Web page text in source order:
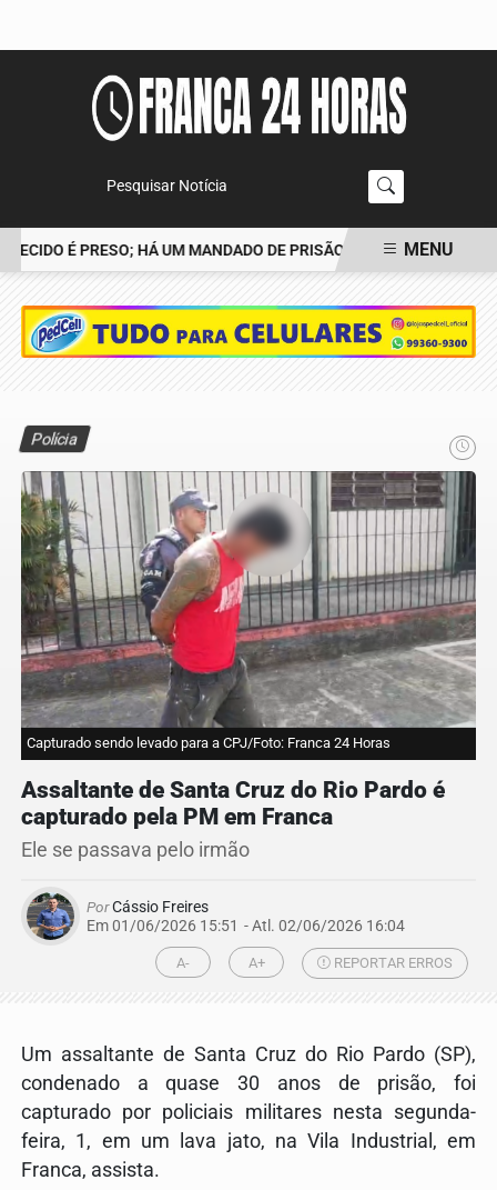
Pesquisar Notícia
É PRESO; HÁ UM MANDADO DE PRISÃO CONTRA TIAGO
MENU
Polícia
Capturado sendo levado para a CPJ/Foto: Franca 24 Horas
Assaltante de Santa Cruz do Rio Pardo é
capturado pela PM em Franca
Ele se passava pelo irmão
PorCássio Freires
Em 01/06/2026 15:51 - Atl. 02/06/2026 16:04
A- A+ REPORTAR ERROS
Um assaltante de Santa Cruz do Rio Pardo (SP),
condenado a quase 30 anos de prisão, foi
capturado por policiais militares nesta segunda-
feira, 1, em um lava jato, na Vila Industrial, em
Franca, assista.